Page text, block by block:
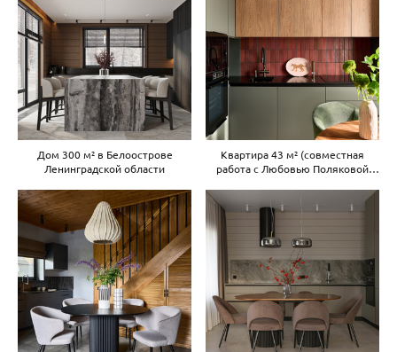
Дом 300 м² в Белоострове
Ленинградской области
Квартира 43 м² (совместная
работа с Любовью Поляковой